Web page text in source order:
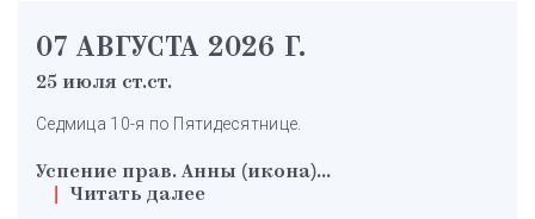
07 АВГУСТА 2026 Г.
25 июля ст.ст.
Седмица 10-я по Пятидесятнице.
Успение прав. Анны (икона)...
Читать далее